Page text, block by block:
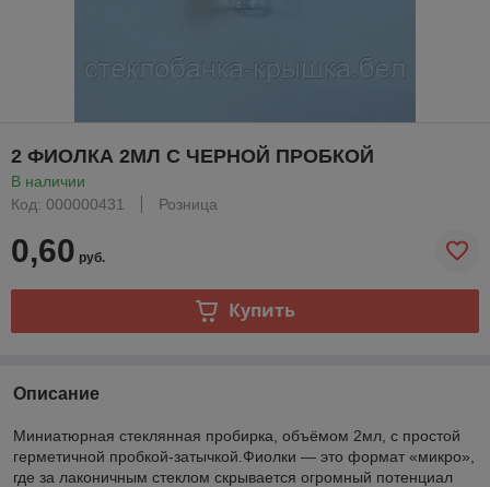
2 ФИОЛКА 2МЛ С ЧЕРНОЙ ПРОБКОЙ
В наличии
Код: 000000431
Розница
0,60 руб.
Купить
Описание
Миниатюрная стеклянная пробирка, объёмом 2мл, с простой
герметичной пробкой-затычкой.Фиолки — это формат «микро»,
где за лаконичным стеклом скрывается огромный потенциал